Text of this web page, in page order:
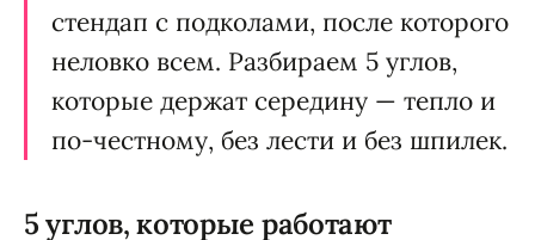
стендап с подколами, после которого
неловко всем. Разбираем 5 углов,
которые держат середину — тепло и
по-честному, без лести и без шпилек.
5 углов, которые работают